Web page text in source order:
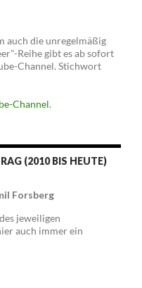
auch die unregelmäßig
Reihe gibt es ab sofort
Channel. Stichwort
Channel.
(2010 BIS HEUTE)
Forsberg
jeweiligen
auch immer ein